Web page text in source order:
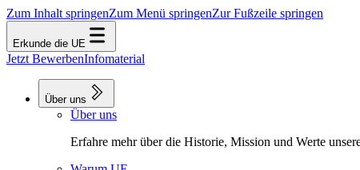
Zum Inhalt springenZum Menü springenZur Fußzeile springen
Erkunde die UE
Jetzt BewerbenInfomaterial
Über uns
Über uns
Erfahre mehr über die Historie, Mission und Werte